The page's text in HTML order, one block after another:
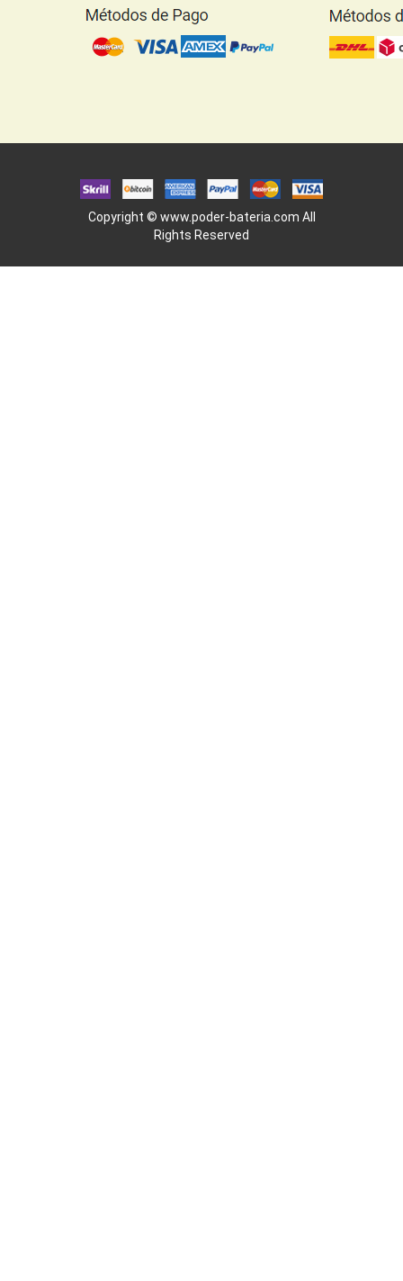
Copyright © www.poder-bateria.com All
Rights Reserved